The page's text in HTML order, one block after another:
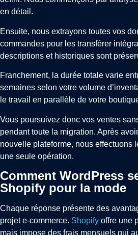
en détail.
Ensuite, nous extrayons toutes vos
commandes pour les transférer
descriptions et historiques sont
Franchement, la durée totale varie
semaines selon votre volume
le travail en parallèle de votre
Vous poursuivez donc vos ventes
pendant toute la migration. Après
nouvelle plateforme, nous effectuons
une seule opération.
Comment WordPress
Shopify pour la mode
Chaque réponse présente des
projet e-commerce. Shopify offre une
mais impose des frais mensuels qui